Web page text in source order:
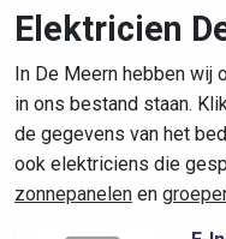
Elektricien
In De Meern hebben wij
in ons bestand staan.
de gegevens van het
ook elektriciens die
zonnepanelen en